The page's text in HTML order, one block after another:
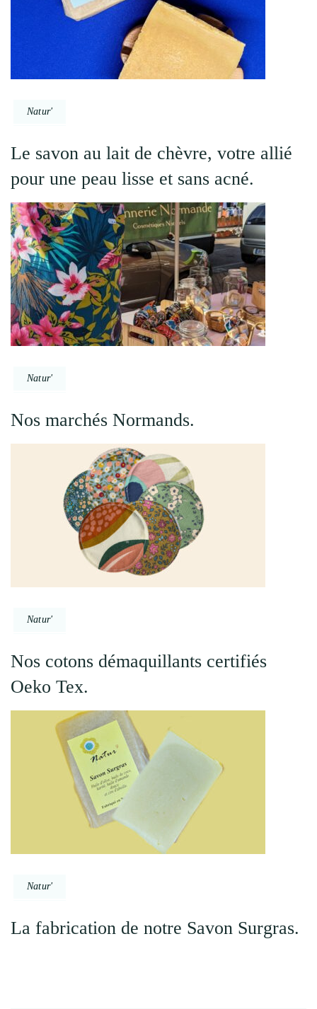
Natur'
Le savon au lait de chèvre, votre allié
pour une peau lisse et sans acné.
Natur'
Nos marchés Normands.
Natur'
Nos cotons démaquillants certifiés
Oeko Tex.
Natur'
La fabrication de notre Savon Surgras.